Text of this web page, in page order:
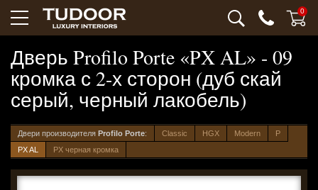
0
Дверь Profilo Porte «PX AL» - 09
кромка с 2-х сторон (дуб скай
серый, черный лакобель)
Двери производителя Profilo Porte: Classic HGX Modern
P
PX AL
PX черная кромка